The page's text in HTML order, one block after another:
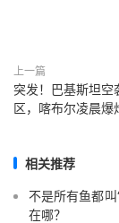
上一篇
突发！巴基斯坦空
区，喀布尔凌晨爆
相关推荐
不是所有鱼都叫
在哪？